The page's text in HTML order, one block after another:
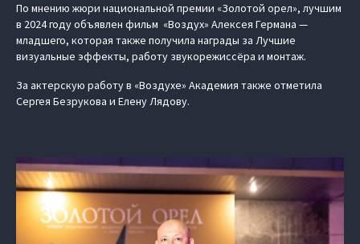
По мнению жюри национальной премии «Золотой орел», лучшим
в 2024 году объявлен фильм «Воздух» Алексея Германа —
младшего, которая также получила награды за Лучшие
визуальные эффекты, работу звукорежиссёра и монтаж.
За актерскую работу в «Воздухе» Академия также отметила
Сергея Безрукова и Елену Лядову.